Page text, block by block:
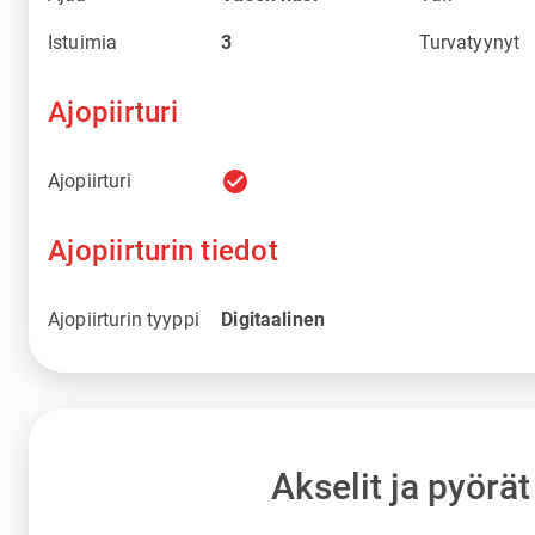
Istuimia 3 Turvatyynyt
Ajopiirturi
Ajopiirturi check_circle
Ajopiirturin tiedot
Ajopiirturin tyyppi Digitaalinen
Akselit ja pyörät